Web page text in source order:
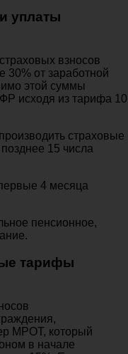
уплаты
взносов
30% от заработной
этой суммы
исходя из тарифа 10
страховые
15 числа
4 месяца
пенсионное,
тарифы
МРОТ, который
в начале